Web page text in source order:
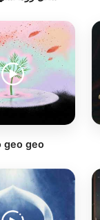
geo geo